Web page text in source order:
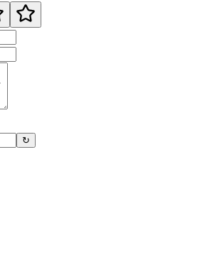
↻